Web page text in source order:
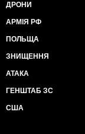
ДРОНИ
АРМІЯ РФ
ПОЛЬЩА
ЗНИЩЕННЯ
АТАКА
ГЕНШТАБ ЗС
США